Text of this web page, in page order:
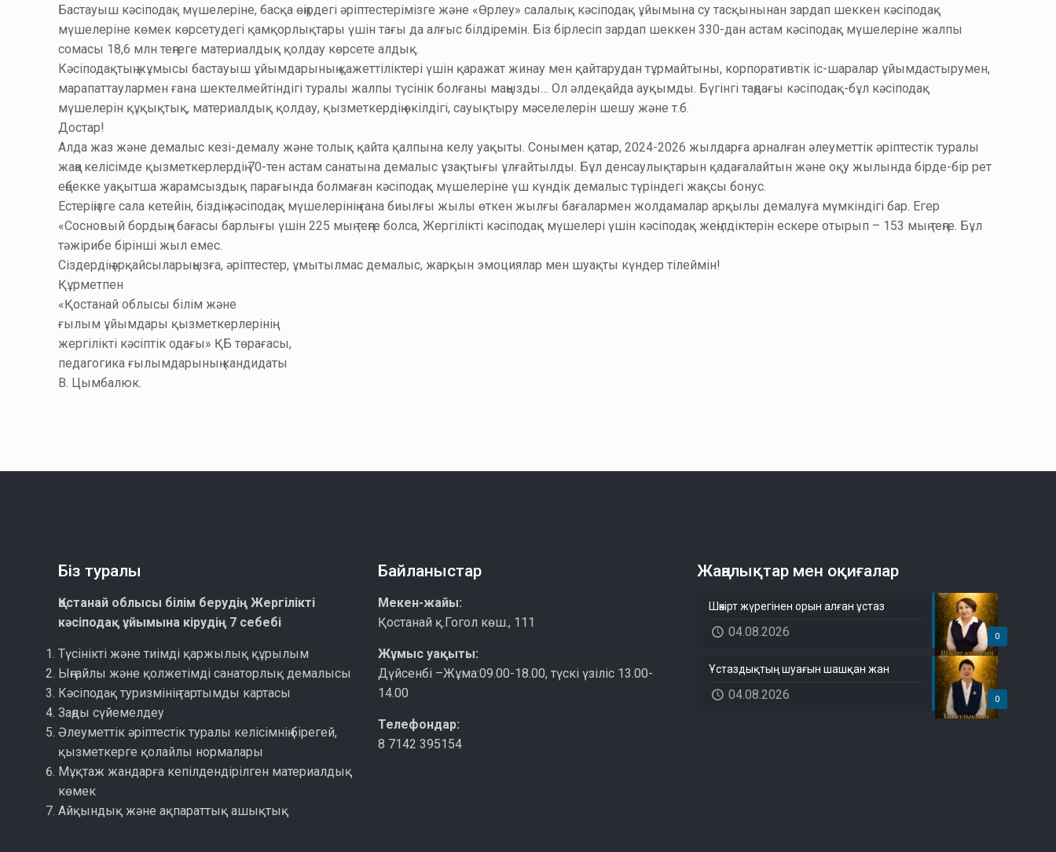
Бастауыш кәсіподақ мүшелеріне, басқа өңірдегі әріптестерімізге және «Өрлеу» салалық кәсіподақ ұйымына су тасқынынан зардап шеккен кәсіподақ
мүшелеріне көмек көрсетудегі қамқорлықтары үшін тағы да алғыс білдіремін. Біз бірлесіп зардап шеккен 330-дан астам кәсіподақ мүшелеріне жалпы
сомасы 18,6 млн теңгеге материалдық қолдау көрсете алдық.
Кәсіподақтың жұмысы бастауыш ұйымдарының қажеттіліктері үшін қаражат жинау мен қайтарудан тұрмайтыны, корпоративтік іс-шаралар ұйымдастырумен,
марапаттаулармен ғана шектелмейтіндігі туралы жалпы түсінік болғаны маңызды… Ол әлдеқайда ауқымды. Бүгінгі таңдағы кәсіподақ-бұл кәсіподақ
мүшелерін құқықтық, материалдық қолдау, қызметкердің өкілдігі, сауықтыру мәселелерін шешу және т.б.
Достар!
Алда жаз және демалыс кезі-демалу және толық қайта қалпына келу уақыты. Сонымен қатар, 2024-2026 жылдарға арналған әлеуметтік әріптестік туралы
жаңа келісімде қызметкерлердің 70-тен астам санатына демалыс ұзақтығы ұлғайтылды. Бұл денсаулықтарын қадағалайтын және оқу жылында бірде-бір рет
еңбекке уақытша жарамсыздық парағында болмаған кәсіподақ мүшелеріне үш күндік демалыс түріндегі жақсы бонус.
Естеріңізге сала кетейін, біздің кәсіподақ мүшелерінің ғана биылғы жылы өткен жылғы бағалармен жолдамалар арқылы демалуға мүмкіндігі бар. Егер
«Сосновый бордың» бағасы барлығы үшін 225 мың теңге болса, Жергілікті кәсіподақ мүшелері үшін кәсіподақ жеңілдіктерін ескере отырып – 153 мың теңге. Бұл
тәжірибе бірінші жыл емес.
Сіздердің әрқайсыларыңызға, әріптестер, ұмытылмас демалыс, жарқын эмоциялар мен шуақты күндер тілеймін!
Құрметпен
«Қостанай облысы білім және
ғылым ұйымдары қызметкерлерінің
жергілікті кәсіптік одағы» ҚБ төрағасы,
педагогика ғылымдарының кандидаты
В. Цымбалюк.
Біз туралы
Қостанай облысы білім берудің Жергілікті
кәсіподақ ұйымына кірудің 7 себебі
Түсінікті және тиімді қаржылық құрылым
Ыңғайлы және қолжетімді санаторлық демалысы
Кәсіподақ туризмінің тартымды картасы
Заңды сүйемелдеу
Әлеуметтік әріптестік туралы келісімнің бірегей,
қызметкерге қолайлы нормалары
Мұқтаж жандарға кепілдендірілген материалдық
көмек
Айқындық және ақпараттық ашықтық
Байланыстар
Мекен-жайы:
Қостанай қ.Гогол көш., 111
Жұмыс уақыты:
Дүйсенбі –Жұма:09.00-18.00, түскі үзіліс 13.00-
14.00
Телефондар:
8 7142 395154
Жаңалықтар мен оқиғалар
0
Шәкірт жүрегінен орын алған ұстаз
04.08.2026
0
Ұстаздықтың шуағын шашқан жан
04.08.2026